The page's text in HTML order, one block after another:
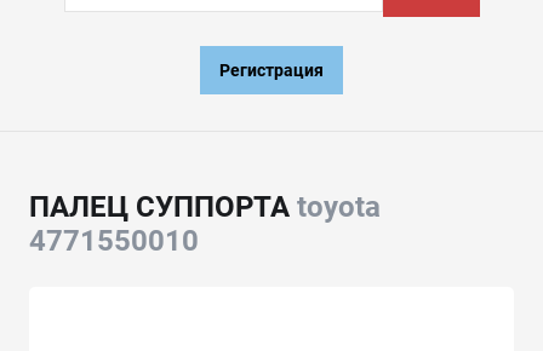
Регистрация
ПАЛЕЦ СУППОРТА toyota
4771550010